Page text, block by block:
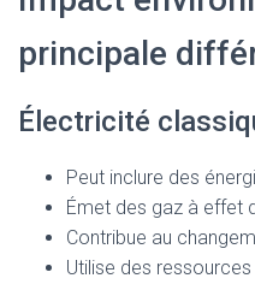
principale
Électricité
Peut inclure des
Émet des gaz à effet
Contribue au
Utilise des